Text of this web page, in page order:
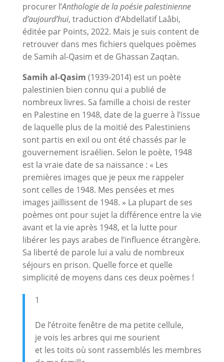
procurer l’Anthologie de la poésie palestinienne
d’aujourd’hui, traduction d’Abdellatif Laâbi,
éditée par Points, 2022. Mais je suis content de
retrouver dans mes fichiers quelques poèmes
de Samih al-Qasim et de Ghassan Zaqtan.
Samih al-Qasim (1939-2014) est un poète
palestinien bien connu qui a publié de
nombreux livres. Sa famille a choisi de rester
en Palestine en 1948, date de la guerre à l’issue
de laquelle plus de la moitié des Palestiniens
sont partis en exil ou ont été chassés par le
gouvernement israélien. Selon le poète, 1948
est la vraie date de sa naissance : « Les
premières images que je peux me rappeler
sont celles de 1948. Mes pensées et mes
images jaillissent de 1948. » La plupart de ses
poèmes ont pour sujet la différence entre la vie
avant et la vie après 1948, et la lutte pour
libérer les pays arabes de l’influence étrangère.
Sa liberté de parole lui a valu de nombreux
séjours en prison. Quelle force et quelle
simplicité de moyens dans ces deux poèmes !
1
De l’étroite fenêtre de ma petite cellule,
je vois les arbres qui me sourient
et les toits où sont rassemblés les membres